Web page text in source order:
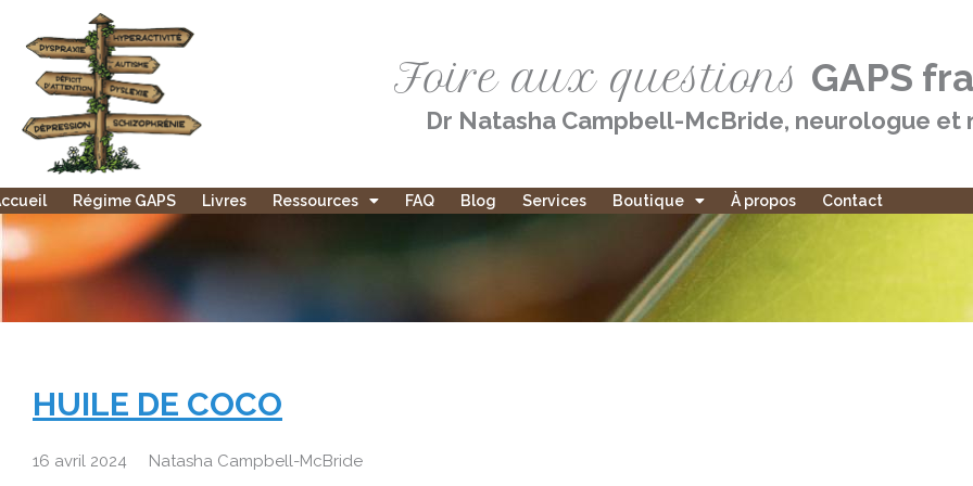
contenu
Foire aux questions GAPS
Dr Natasha Campbell-McBride, neurologue et
Régime GAPS Livres Ressources FAQ Blog Services Boutique À propos Contact
HUILE DE COCO
16 avril 2024 Natasha Campbell-McBride